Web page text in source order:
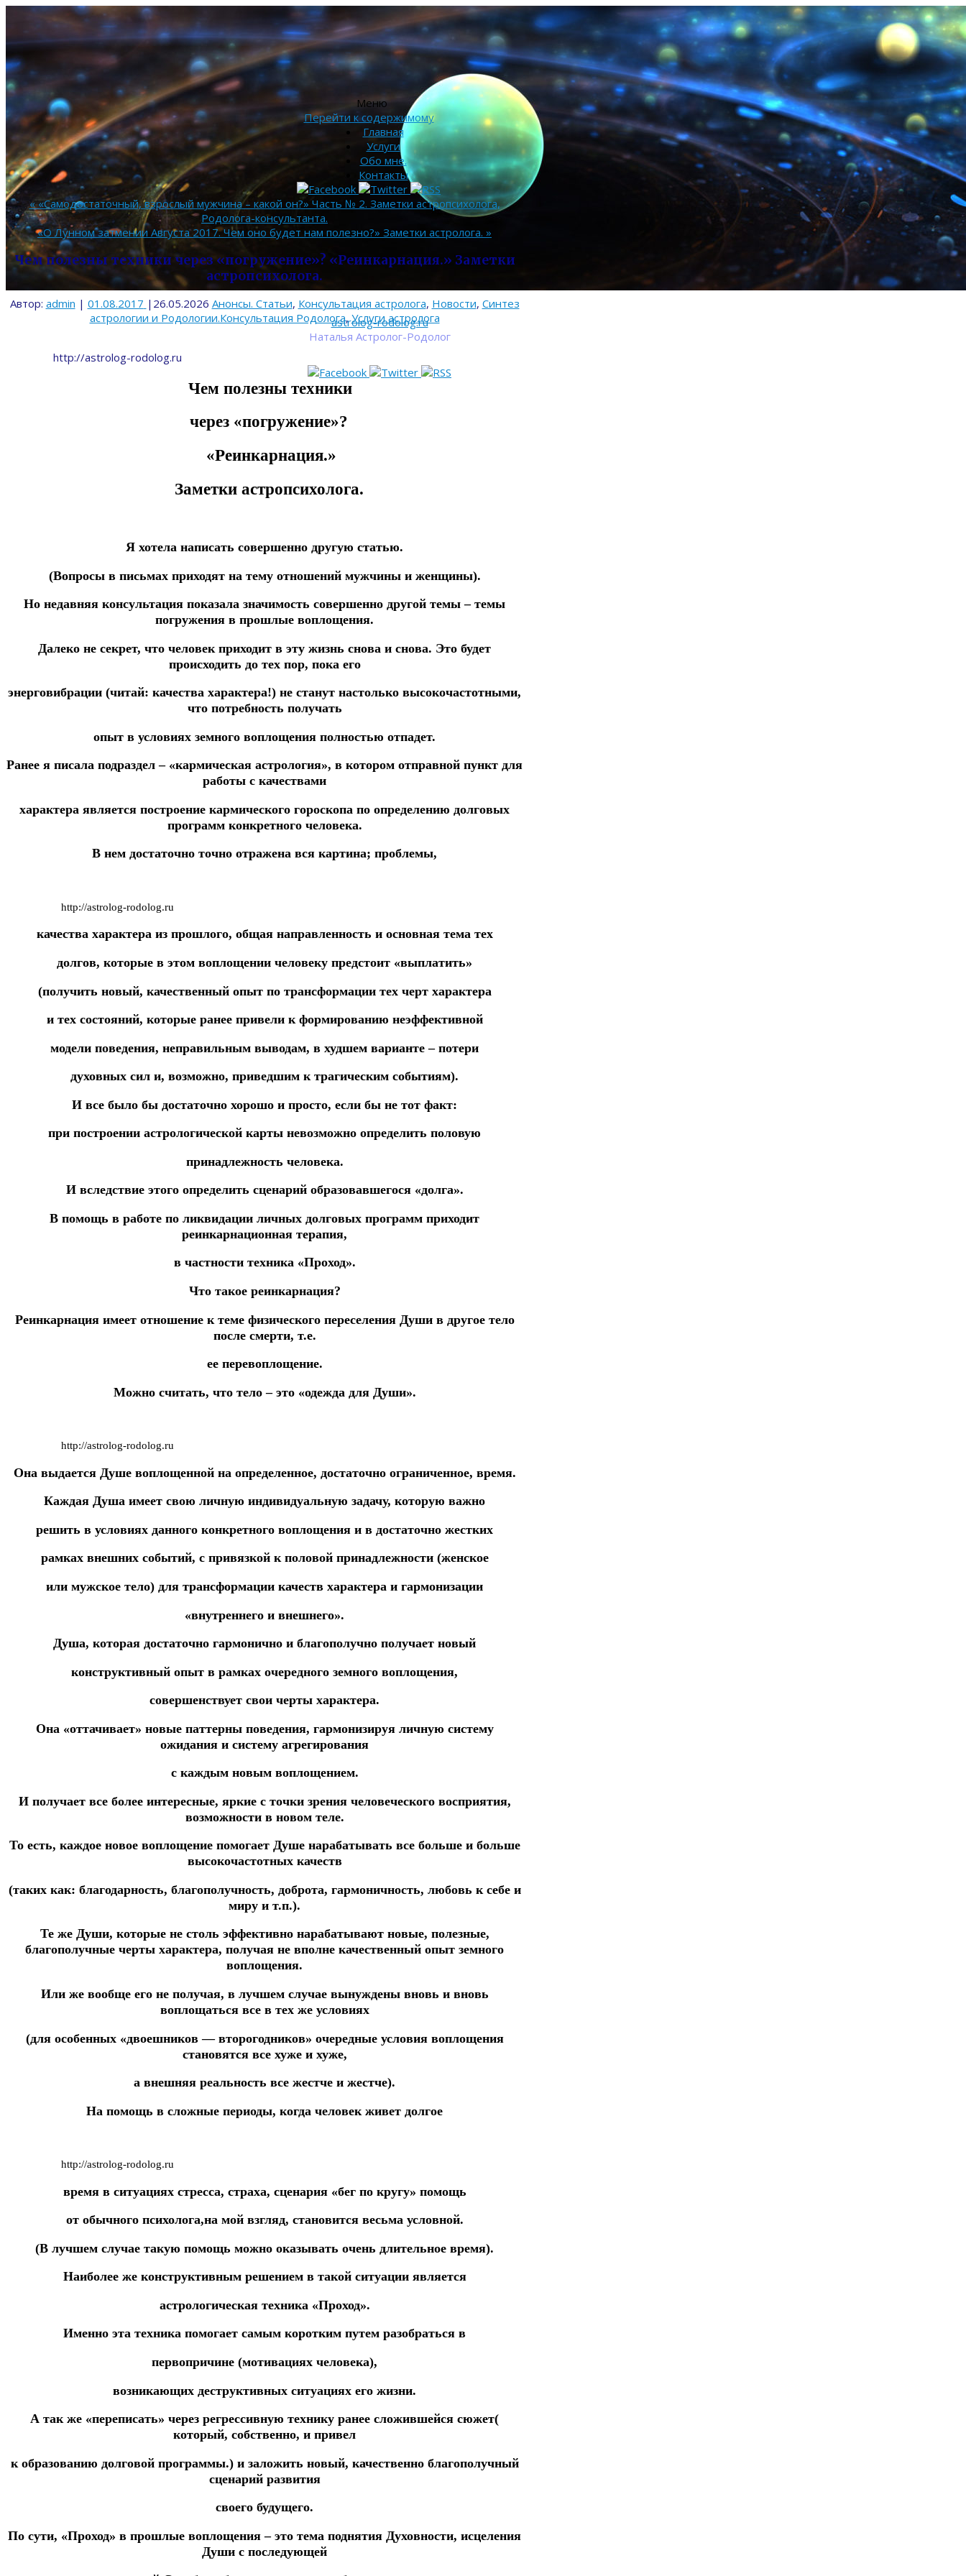
astrolog-rodolog.ru
Наталья Астролог-Родолог
Меню
Перейти к содержимому
Главная
Услуги
Обо мне.
Контакты
««Самодостаточный, взрослый мужчина – какой он?» Часть № 2. Заметки астропсихолога,
Родолога-консультанта.
«О Лунном затмении Августа 2017. Чем оно будет нам полезно?» Заметки астролога. »
Чем полезны техники через «погружение»? «Реинкарнация.» Заметки
астропсихолога.
Автор: admin | 01.08.2017 | 26.05.2026 Анонсы. Статьи, Консультация астролога, Новости, Синтез
астрологии и Родологии.Консультация Родолога,Услуги астролога
http://astrolog-rodolog.ru
Чем полезны техники
через «погружение»?
«Реинкарнация.»
Заметки астропсихолога.
Я хотела написать совершенно другую статью.
(Вопросы в письмах приходят на тему отношений мужчины и женщины).
Но недавняя консультация показала значимость совершенно другой темы – темы
погружения в прошлые воплощения.
Далеко не секрет, что человек приходит в эту жизнь снова и снова. Это будет
происходить до тех пор, пока его
энерговибрации (читай: качества характера!) не станут настолько высокочастотными,
что потребность получать
опыт в условиях земного воплощения полностью отпадет.
Ранее я писала подраздел – «кармическая астрология», в котором отправной пункт для
работы с качествами
характера является построение кармического гороскопа по определению долговых
программ конкретного человека.
В нем достаточно точно отражена вся картина; проблемы,
http://astrolog-rodolog.ru
качества характера из прошлого, общая направленность и основная тема тех
долгов, которые в этом воплощении человеку предстоит «выплатить»
(получить новый, качественный опыт по трансформации тех черт характера
и тех состояний, которые ранее привели к формированию неэффективной
модели поведения, неправильным выводам, в худшем варианте – потери
духовных сил и, возможно, приведшим к трагическим событиям).
И все было бы достаточно хорошо и просто, если бы не тот факт:
при построении астрологической карты невозможно определить половую
принадлежность человека.
И вследствие этого определить сценарий образовавшегося «долга».
В помощь в работе по ликвидации личных долговых программ приходит
реинкарнационная терапия,
в частности техника «Проход».
Что такое реинкарнация?
Реинкарнация имеет отношение к теме физического переселения Души в другое тело
после смерти, т.е.
ее перевоплощение.
Можно считать, что тело – это «одежда для Души».
http://astrolog-rodolog.ru
Она выдается Душе воплощенной на определенное, достаточно ограниченное, время.
Каждая Душа имеет свою личную индивидуальную задачу, которую важно
решить в условиях данного конкретного воплощения и в достаточно жестких
рамках внешних событий, с привязкой к половой принадлежности (женское
или мужское тело) для трансформации качеств характера и гармонизации
«внутреннего и внешнего».
Душа, которая достаточно гармонично и благополучно получает новый
конструктивный опыт в рамках очередного земного воплощения,
совершенствует свои черты характера.
Она «оттачивает» новые паттерны поведения, гармонизируя личную систему
ожидания и систему агрегирования
с каждым новым воплощением.
И получает все более интересные, яркие с точки зрения человеческого восприятия,
возможности в новом теле.
То есть, каждое новое воплощение помогает Душе нарабатывать все больше и больше
высокочастотных качеств
(таких как: благодарность, благополучность, доброта, гармоничность, любовь к себе и
миру и т.п.).
Те же Души, которые не столь эффективно нарабатывают новые, полезные,
благополучные черты характера, получая не вполне качественный опыт земного
воплощения.
Или же вообще его не получая, в лучшем случае вынуждены вновь и вновь
воплощаться все в тех же условиях
(для особенных «двоешников — второгодников» очередные условия воплощения
становятся все хуже и хуже,
а внешняя реальность все жестче и жестче).
На помощь в сложные периоды, когда человек живет долгое
http://astrolog-rodolog.ru
время в ситуациях стресса, страха, сценария «бег по кругу» помощь
от обычного психолога,на мой взгляд, становится весьма условной.
(В лучшем случае такую помощь можно оказывать очень длительное время).
Наиболее же конструктивным решением в такой ситуации является
астрологическая техника «Проход».
Именно эта техника помогает самым коротким путем разобраться в
первопричине (мотивациях человека),
возникающих деструктивных ситуациях его жизни.
А так же «переписать» через регрессивную технику ранее сложившейся сюжет(
который, собственно, и привел
к образованию долговой программы.) и заложить новый, качественно благополучный
сценарий развития
своего будущего.
По сути, «Проход» в прошлые воплощения – это тема поднятия Духовности, исцеления
Души с последующей